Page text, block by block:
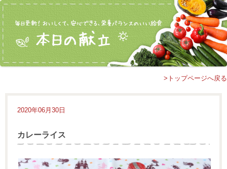
>トップページへ戻る
2020年06月30日
カレーライス